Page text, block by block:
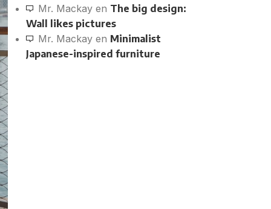
Mr. Mackayen The big design:
Wall likes pictures
Mr. Mackayen Minimalist
Japanese-inspired furniture